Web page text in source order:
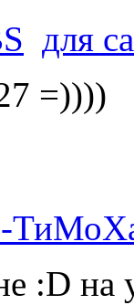
для
=))))
-
:D на